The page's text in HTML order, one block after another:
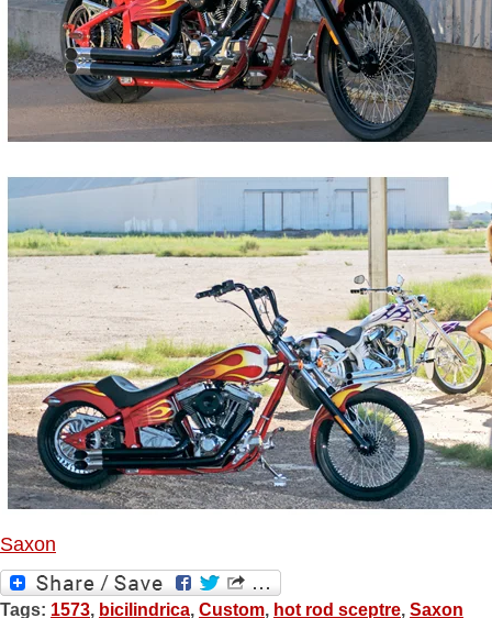
Saxon
Tags: 1573, bicilindrica, Custom, hot rod sceptre, Saxon